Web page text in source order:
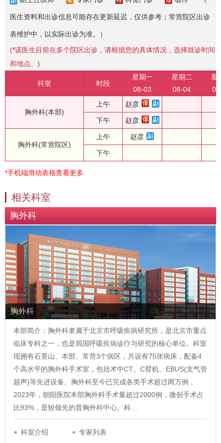
医生资料和出诊信息可能存在更新延迟，仅供参考；常营院区出诊
表维护中，以实际出诊为准。）
(*该医生目前在多个院区出诊，请根据您的具体情况，选择就诊时间
和地点。)
科室 时段
星期一
08-03
星期二
08-04
星
胸外科(本部)
上午 赵彦
下午 赵彦
胸外科(常营院区)
上午 赵彦
下午
*手机端滑动表格查看更多
相关科室
胸外科
胸外科
本部简介：胸外科隶属于北京市呼吸疾病研究所，是北京市重点
临床专科之一，也是我国呼吸疾病诊疗与研究的核心单位。科室
现拥有石景山、本部、常营3个病区，共设有75张病床，配备4
个高水平的胸外科手术室，包括术中CT、C臂机、EBUS(支气管
超声)等先进设备。胸外科至今已完成各类手术超过两万例，
2023年，朝阳医院本部胸外科手术量超过2000例，微创手术占
比93%，是较领先的普胸外科中心。科…
科室介绍 专家列表